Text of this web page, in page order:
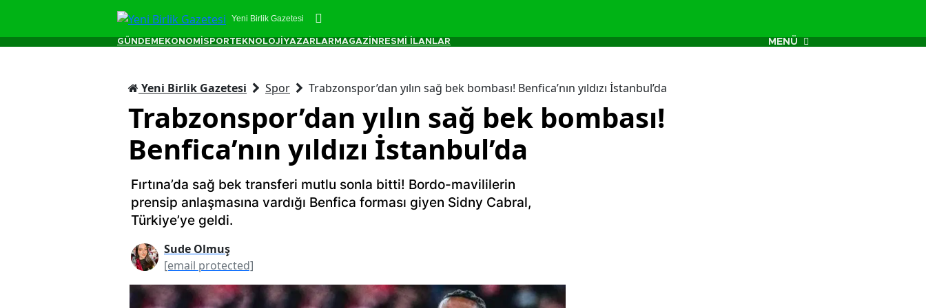
Yeni Birlik Gazetesi
GÜNDEM EKONOMİ SPORTEKNOLOJİ YAZARLAR MAGAZİN RESMİ İLANLAR MENÜ
Yeni Birlik Gazetesi Spor Trabzonspor’dan yılın sağ bek bombası! Benfica’nın yıldızı İstanbul’da
Trabzonspor’dan yılın sağ bek bombası!
Benfica’nın yıldızı İstanbul’da
Fırtına’da sağ bek transferi mutlu sonla bitti! Bordo-mavililerin
prensip anlaşmasına vardığı Benfica forması giyen Sidny Cabral,
Türkiye’ye geldi.
Sude Olmuş
[email protected]